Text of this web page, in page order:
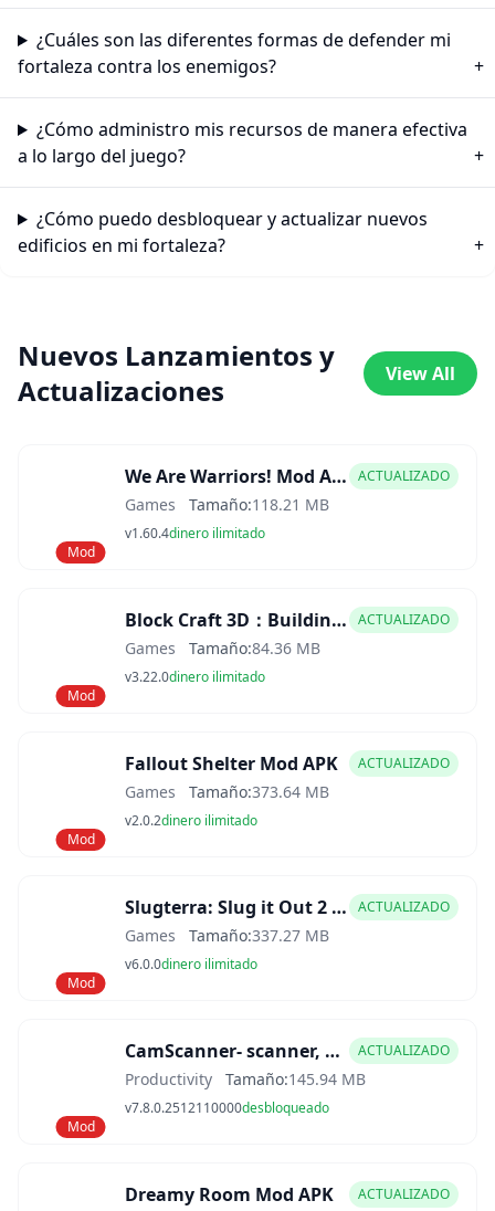
¿Cuáles son las diferentes formas de defender mi
fortaleza contra los enemigos?
¿Cómo administro mis recursos de manera efectiva
a lo largo del juego?
¿Cómo puedo desbloquear y actualizar nuevos
edificios en mi fortaleza?
Nuevos Lanzamientos y
Actualizaciones
View All
Mod
We Are Warriors! Mod APK ACTUALIZADO
Games Tamaño:118.21 MB
v1.60.4dinero ilimitado
Mod
Block Craft 3D：Building Game Mod APK ACTUALIZADO
Games Tamaño:84.36 MB
v3.22.0dinero ilimitado
Mod
Fallout Shelter Mod APK ACTUALIZADO
Games Tamaño:373.64 MB
v2.0.2dinero ilimitado
Mod
Slugterra: Slug it Out 2 Mod APK ACTUALIZADO
Games Tamaño:337.27 MB
v6.0.0dinero ilimitado
Mod
CamScanner- scanner, PDF maker Mod APK ACTUALIZADO
Productivity Tamaño:145.94 MB
v7.8.0.2512110000desbloqueado
Dreamy Room Mod APK ACTUALIZADO